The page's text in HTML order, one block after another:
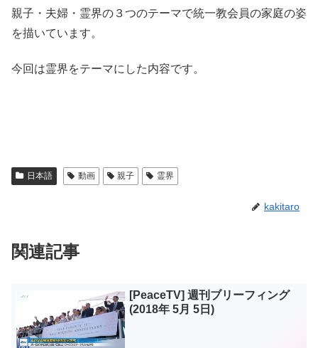
親子・夫婦・霊界の３つのテーマで統一教会員の家庭の姿
を描いています。
今回は霊界をテーマにした内容です。
日本語 動画 親子 霊界
kakitaro
関連記事
[PeaceTV] 週刊ブリーフィング
(2018年 5月 5日)